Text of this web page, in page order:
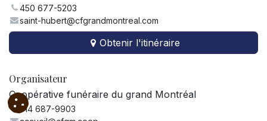
450 677-5203
saint-hubert@cfgrandmontreal.com
Obtenir l'itinéraire
Organisateur
Coopérative funéraire du grand Montréal
514 687-9903